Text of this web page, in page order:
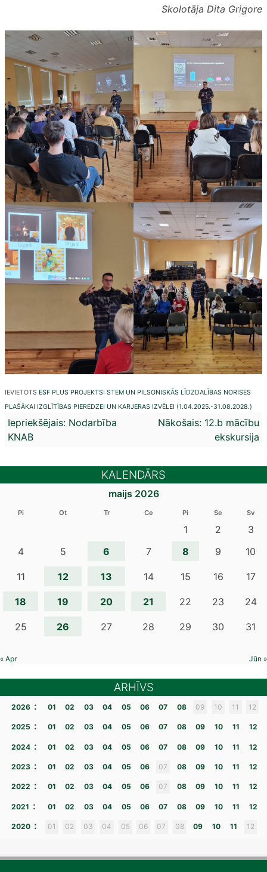
Skolotāja Dita Grigore
IEVIETOTS ESF PLUS PROJEKTS: STEM UN PILSONISKĀS LĪDZDALĪBAS NORISES
PLAŠĀKAI IZGLĪTĪBAS PIEREDZEI UN KARJERAS IZVĒLEI (1.04.2025.-31.08.2028.)
Ziņu
izvēlne
Iepriekšējais: Nodarbība
KNAB
Nākošais: 12.b mācību
ekskursija
KALENDĀRS
maijs 2026
Pi Ot Tr Ce Pi Se Sv
1 2
3
4
5 6 7 8 9 10
11 12 13 14 15 16 17
18 19 20 21 22 23 24
25 26 27 28 29 30 31
« Apr Jūn »
ARHĪVS
2026 : 01 02 03 04 05 06 07 08 09 10 11 12
2025 : 01 02 03 04 05 06 07 08 09 10 11 12
2024 : 01 02 03 04 05 06 07 08 09 10 11 12
2023 : 01 02 03 04 05 06 07 08 09 10 11 12
2022 : 01 02 03 04 05 06 07 08 09 10 11 12
2021 : 01 02 03 04 05 06 07 08 09 10 11 12
2020 : 01 02 03 04 05 06 07 08 09 10 11 12